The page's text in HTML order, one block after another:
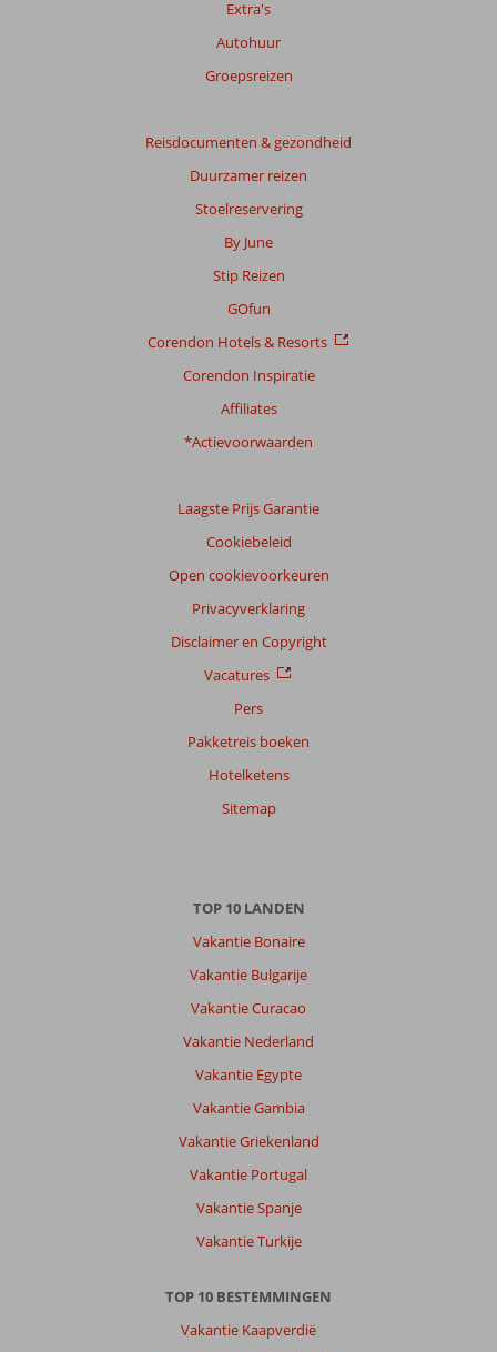
Extra's
Autohuur
Groepsreizen
Reisdocumenten & gezondheid
Duurzamer reizen
Stoelreservering
By June
Stip Reizen
GOfun
Corendon Hotels & Resorts
Corendon Inspiratie
Affiliates
*Actievoorwaarden
Laagste Prijs Garantie
Cookiebeleid
Open cookievoorkeuren
Privacyverklaring
Disclaimer en Copyright
Vacatures
Pers
Pakketreis boeken
Hotelketens
Sitemap
TOP 10 LANDEN
Vakantie Bonaire
Vakantie Bulgarije
Vakantie Curacao
Vakantie Nederland
Vakantie Egypte
Vakantie Gambia
Vakantie Griekenland
Vakantie Portugal
Vakantie Spanje
Vakantie Turkije
TOP 10 BESTEMMINGEN
Vakantie Kaapverdië